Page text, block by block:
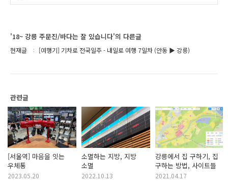
'18~ 강릉 주문진/바다는 잘 있습니다'의 다른글
현재글 [여행기] 기차로 전국일주 - 내일로 여행 7일차 (안동 ▶ 강릉)
관련글
[서울역] 마음을 잇는
우체통
2023.05.20
소멸하는 지방, 지방
소멸
2022.10.13
강릉에서 집 구하기, 집
구하는 방법, 사이트들
2021.04.17